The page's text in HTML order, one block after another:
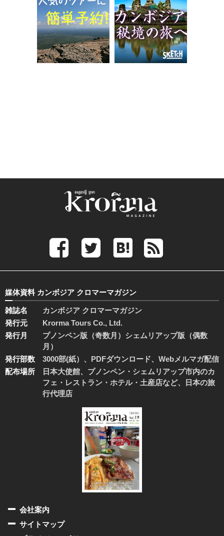
媒体資料 カンボジア クロマーマガジン
雑誌名
カンボジア クロマーマガジン
発行元
Krorma Tours Co., Ltd.
発行月
プノンペン版（奇数月）シェムリアップ版（偶数
月）
発行部数
3000部(紙）、PDFダウンロード、Webメルマガ配信
配布場所
日本大使館、プノンペン・シェムリアップ市内のカ
フェ・レストラン・ホテル・土産店など、日本の旅
行代理店
会社案内
サイトマップ